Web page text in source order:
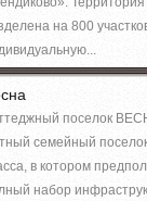
на 800
поселок
семейный
в котором
набор